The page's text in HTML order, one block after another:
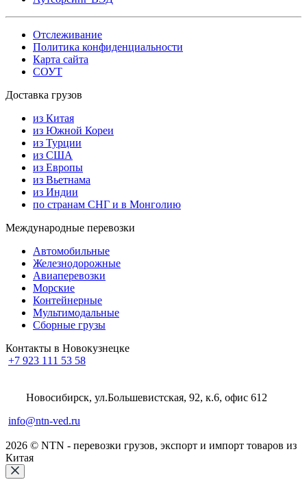
Отслеживание
Политика конфиденциальности
Карта сайта
СОУТ
Доставка грузов
из Китая
из Южной Кореи
из Турции
из США
из Европы
из Вьетнама
из Индии
по странам СНГ и в Монголию
Международные перевозки
Автомобильные
Железнодорожные
Авиаперевозки
Морские
Контейнерные
Мультимодальные
Сборные грузы
Контакты в Новокузнецке
+7 923 111 53 58
Новосибирск, ул.Большевистская, 92, к.6, офис 612
info@ntn-ved.ru
2026 © NTN - перевозки грузов, экспорт и импорт товаров из
Китая